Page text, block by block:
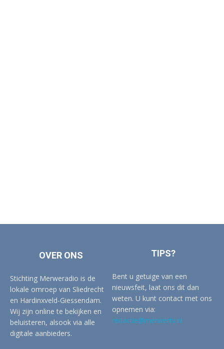
OVER ONS
Stichting Merweradio is de
lokale omroep van Sliedrecht
en Hardinxveld-Giessendam.
Wij zijn online te bekijken en
beluisteren, alsook via alle
digitale aanbieders.
TIPS?
Bent u getuige van een
nieuwsfeit, laat ons dit dan
weten. U kunt contact met ons
opnemen via:
redactie@merwertv.nl